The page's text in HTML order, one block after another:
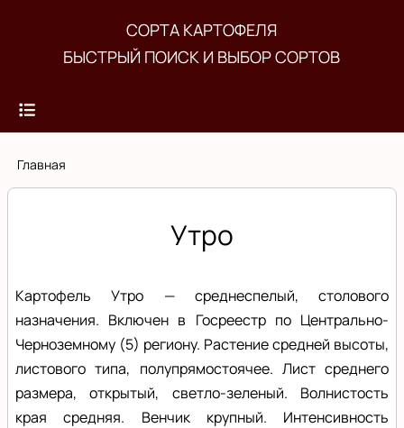
основному
СОРТА КАРТОФЕЛЯ
БЫСТРЫЙ ПОИСК И ВЫБОР СОРТОВ
Строка
Главная
Утро
Картофель Утро — среднеспелый, столового
назначения. Включен в Госреестр по Центрально-
Черноземному (5) региону. Растение средней высоты,
листового типа, полупрямостоячее. Лист среднего
размера, открытый, светло-зеленый. Волнистость
края средняя. Венчик крупный. Интенсивность